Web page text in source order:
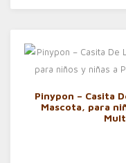
Pinypon – Casita
Mascota, para